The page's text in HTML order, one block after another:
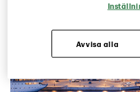
Avvisa alla